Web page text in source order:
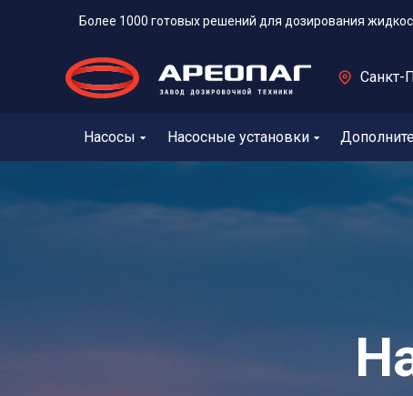
Более 1000 готовых решений для дозирования
Санкт-
Насосы Насосные установки